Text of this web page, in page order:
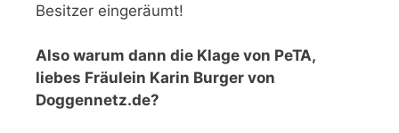
Besitzer eingeräumt!
Also warum dann die Klage von PeTA,
liebes Fräulein Karin Burger von
Doggennetz.de?